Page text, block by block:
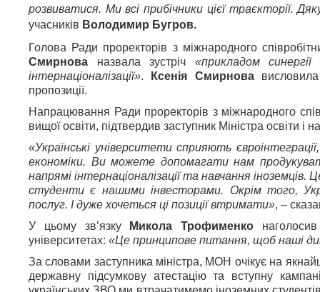
розвиватися. Ми всі прибічники цієї траєкторії.
учасників Володимир Бугров.
Голова Ради проректорів з міжнародного
Смирнова назвала зустріч «прикладом
інтернаціоналізації». Ксенія Смирновависловила
пропозиції.
Напрацювання Ради проректорів з міжнародного
вищої освіти, підтвердив заступник Міністра освіти і
«Українські університети сприяють
економіки. Ви можете допомагати нам
напрямі інтернаціоналізації та навчання
студенти є нашими інвесторами. Окрім того,
послуг. І дуже хочеться ці позиції втримати», –
У цьому зв’язку
Микола Трофименко
університетах: «Це принципове питання, щоб наші
За словами заступника міністра, МОН очікує на
державну підсумкову атестацію та вступну